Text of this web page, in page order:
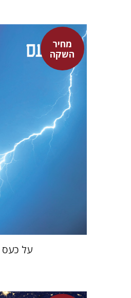
מחיר
השקה
סנקה
דבורה גילולה
דבורה גילולה
מחיר השקה
על כעס